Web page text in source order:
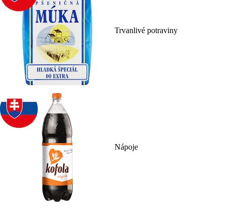
Trvanlivé potraviny
Nápoje